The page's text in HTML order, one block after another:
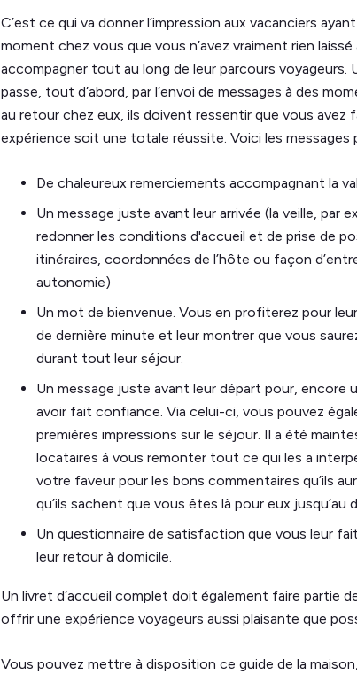
C’est ce qui va donner l’impression aux vacanciers
moment chez vous que vous n’avez vraiment rien
accompagner tout au long de leur parcours
passe, tout d’abord, par l’envoi de messages à des
au retour chez eux, ils doivent ressentir que vous avez
expérience soit une totale réussite. Voici les messages
De chaleureux remerciements accompagnant la
Un message juste avant leur arrivée (la veille, par
redonner les conditions d'accueil et de prise de
itinéraires, coordonnées de l’hôte ou façon
autonomie)
Un mot de bienvenue. Vous en profiterez pour
de dernière minute et leur montrer que vous
durant tout leur séjour.
Un message juste avant leur départ pour, encore
avoir fait confiance. Via celui-ci, vous pouvez
premières impressions sur le séjour. Il a été
locataires à vous remonter tout ce qui les a
votre faveur pour les bons commentaires qu’ils
qu’ils sachent que vous êtes là pour eux jusqu’au
Un questionnaire de satisfaction que vous leur
leur retour à domicile.
Un livret d’accueil complet doit également faire partie
offrir une expérience voyageurs aussi plaisante que
Vous pouvez mettre à disposition ce guide de la